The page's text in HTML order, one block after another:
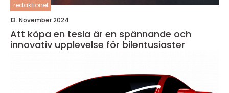
redaktionel
13. November 2024
Att köpa en tesla är en spännande och
innovativ upplevelse för bilentusiaster